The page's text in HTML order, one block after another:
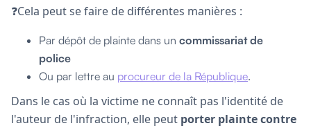
❓Cela peut se faire de différentes manières :
Par dépôt de plainte dans un commissariat de
police
Ou par lettre au procureur de la République.
Dans le cas où la victime ne connaît pas l'identité de
l'auteur de l'infraction, elle peut porter plainte contre